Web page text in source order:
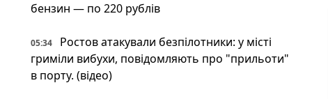
бензин — по 220 рублів
05:34
Ростов атакували безпілотники: у місті
гриміли вибухи, повідомляють про "прильоти"
в порту. (відео)